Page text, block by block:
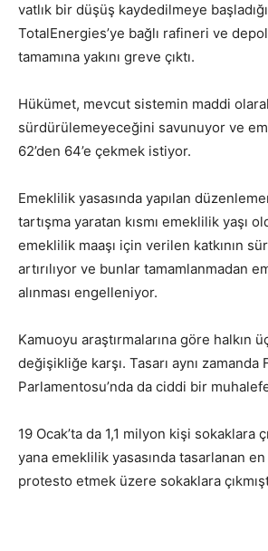
vatlık bir düşüş kaydedilmeye
TotalEnergies’ye bağlı rafineri ve
tamamına yakını greve çıktı.
Hükümet, mevcut sistemin maddi
sürdürülemeyeceğini savunuyor ve
62’den 64’e çekmek istiyor.
Emeklilik yasasında yapılan
tartışma yaratan kısmı emeklilik yaşı
emeklilik maaşı için verilen katkının
artırılıyor ve bunlar tamamlanmadan
alınması engelleniyor.
Kamuoyu araştırmalarına göre halkın
değişikliğe karşı. Tasarı aynı zamanda
Parlamentosu’nda da ciddi bir
19 Ocak’ta da 1,1 milyon kişi sokaklara
yana emeklilik yasasında tasarlanan
protesto etmek üzere sokaklara